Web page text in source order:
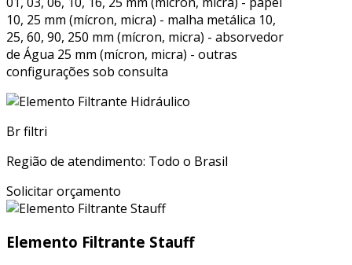
10, 25 mm (mícron, micra) - malha metálica 10,
25, 60, 90, 250 mm (mícron, micra) - absorvedor
de Água 25 mm (mícron, micra) - outras
configurações sob consulta
Br filtri
Região de atendimento: Todo o Brasil
Solicitar orçamento
Elemento Filtrante Stauff